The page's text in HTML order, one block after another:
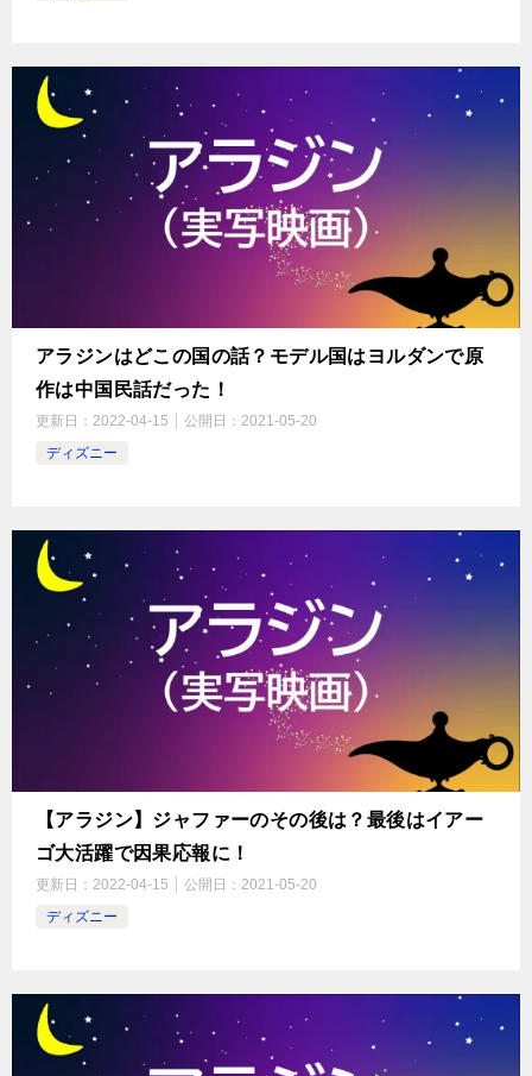
アラジンはどこの国の話？モデル国はヨルダンで原
作は中国民話だった！
更新日： 2022-04-15 公開日： 2021-05-20
ディズニー
【アラジン】ジャファーのその後は？最後はイアー
ゴ大活躍で因果応報に！
更新日： 2022-04-15 公開日： 2021-05-20
ディズニー